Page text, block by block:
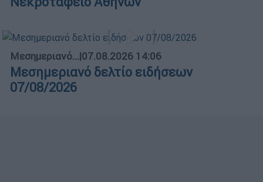
Μεσημεριανό...|07.08.2026 14:06
Μεσημεριανό δελτίο ειδήσεων
07/08/2026